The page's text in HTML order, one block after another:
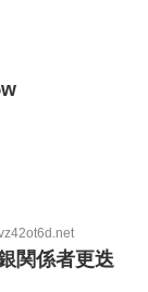
関係者更迭